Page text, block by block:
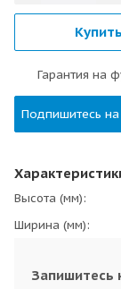
Гарантия на
Подпишитесь на
Высота (мм)
Ширина (мм)
Запишитесь